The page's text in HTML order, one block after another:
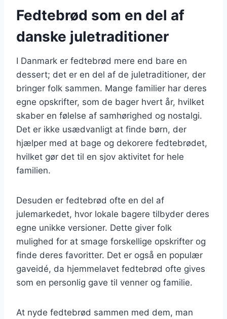
Fedtebrød som en del af
danske juletraditioner
I Danmark er fedtebrød mere end bare en
dessert; det er en del af de juletraditioner, der
bringer folk sammen. Mange familier har deres
egne opskrifter, som de bager hvert år, hvilket
skaber en følelse af samhørighed og nostalgi.
Det er ikke usædvanligt at finde børn, der
hjælper med at bage og dekorere fedtebrødet,
hvilket gør det til en sjov aktivitet for hele
familien.
Desuden er fedtebrød ofte en del af
julemarkedet, hvor lokale bagere tilbyder deres
egne unikke versioner. Dette giver folk
mulighed for at smage forskellige opskrifter og
finde deres favoritter. Det er også en populær
gaveidé, da hjemmelavet fedtebrød ofte gives
som en personlig gave til venner og familie.
At nyde fedtebrød sammen med dem, man